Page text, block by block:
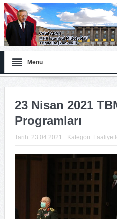
Menü
23 Nisan 2021
Programları
Tarih: 23.04.2021 Kategori: